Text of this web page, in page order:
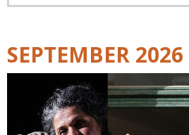
SEPTEMBER 2026